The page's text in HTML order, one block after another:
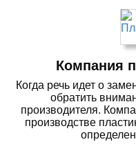
Компания
Когда речь идет о
обратить
производителя.
производстве